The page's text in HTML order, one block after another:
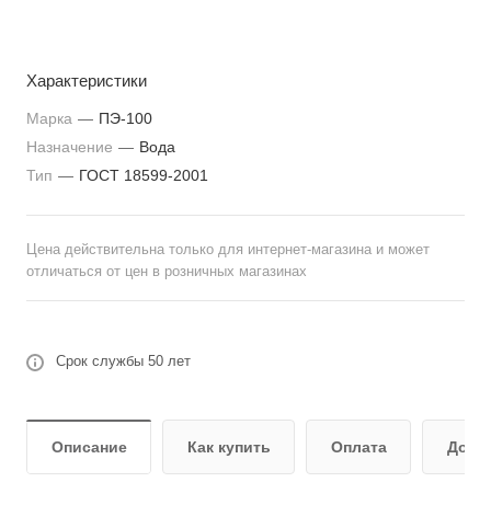
Характеристики
Марка — ПЭ-100
Назначение — Вода
Тип — ГОСТ 18599-2001
Цена действительна только для интернет-магазина и может
отличаться от цен в розничных магазинах
Срок службы 50 лет
Описание Как купить Оплата